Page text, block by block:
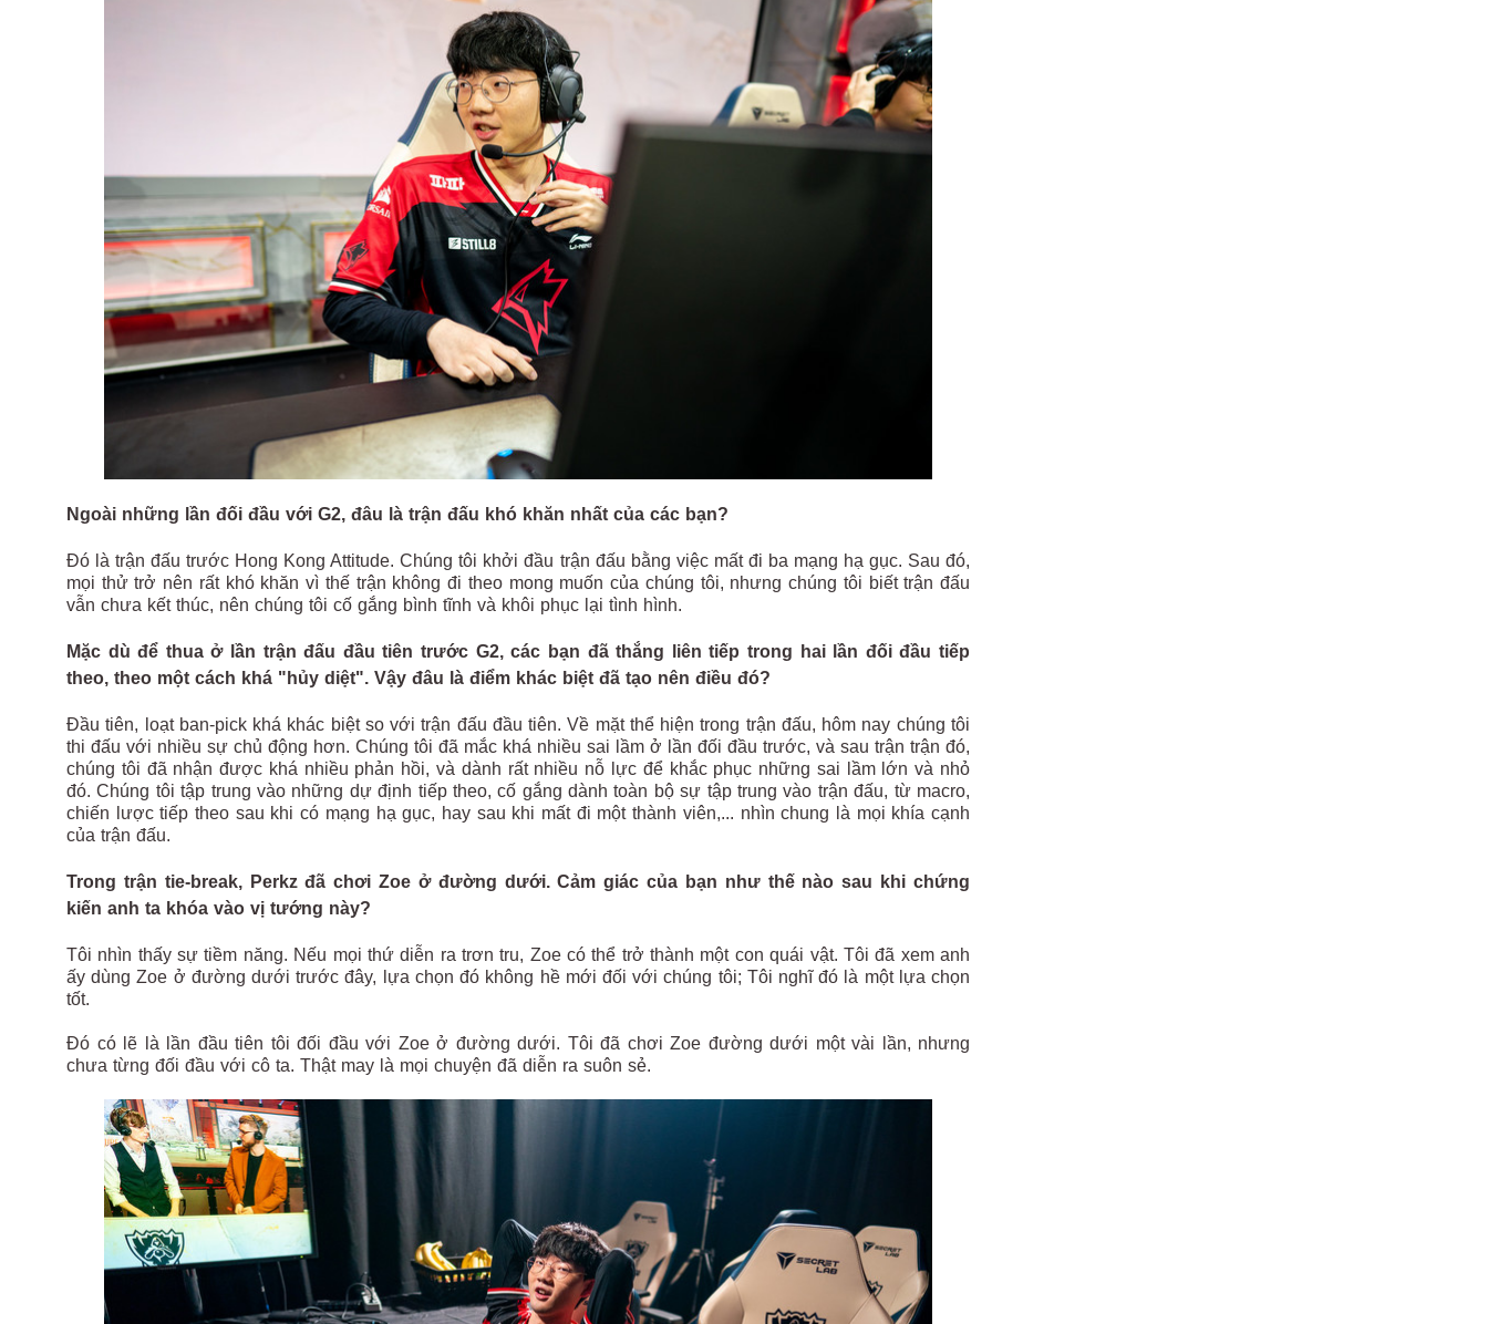
Ngoài những lần đối đầu với G2, đâu là trận đấu khó khăn nhất của các bạn?
Đó là trận đấu trước Hong Kong Attitude. Chúng tôi khởi đầu trận đấu bằng việc mất đi ba mạng hạ gục. Sau đó,
mọi thử trở nên rất khó khăn vì thế trận không đi theo mong muốn của chúng tôi, nhưng chúng tôi biết trận đấu
vẫn chưa kết thúc, nên chúng tôi cố gắng bình tĩnh và khôi phục lại tình hình.
Mặc dù để thua ở lần trận đấu đầu tiên trước G2, các bạn đã thắng liên tiếp trong hai lần đối đầu tiếp
theo, theo một cách khá "hủy diệt". Vậy đâu là điểm khác biệt đã tạo nên điều đó?
Đầu tiên, loạt ban-pick khá khác biệt so với trận đấu đầu tiên. Về mặt thể hiện trong trận đấu, hôm nay chúng tôi
thi đấu với nhiều sự chủ động hơn. Chúng tôi đã mắc khá nhiều sai lầm ở lần đối đầu trước, và sau trận trận đó,
chúng tôi đã nhận được khá nhiều phản hồi, và dành rất nhiều nỗ lực để khắc phục những sai lầm lớn và nhỏ
đó. Chúng tôi tập trung vào những dự định tiếp theo, cố gắng dành toàn bộ sự tập trung vào trận đấu, từ macro,
chiến lược tiếp theo sau khi có mạng hạ gục, hay sau khi mất đi một thành viên,... nhìn chung là mọi khía cạnh
của trận đấu.
Trong trận tie-break, Perkz đã chơi Zoe ở đường dưới. Cảm giác của bạn như thế nào sau khi chứng
kiến anh ta khóa vào vị tướng này?
Tôi nhìn thấy sự tiềm năng. Nếu mọi thứ diễn ra trơn tru, Zoe có thể trở thành một con quái vật. Tôi đã xem anh
ấy dùng Zoe ở đường dưới trước đây, lựa chọn đó không hề mới đối với chúng tôi; Tôi nghĩ đó là một lựa chọn
tốt.
Đó có lẽ là lần đầu tiên tôi đối đầu với Zoe ở đường dưới. Tôi đã chơi Zoe đường dưới một vài lần, nhưng
chưa từng đối đầu với cô ta. Thật may là mọi chuyện đã diễn ra suôn sẻ.